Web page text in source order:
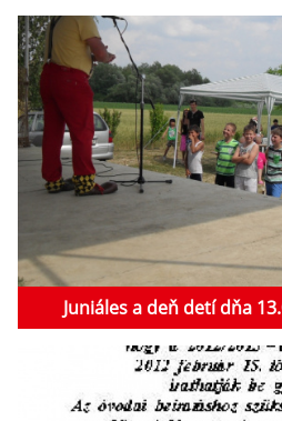
Juniáles a deň detí dňa